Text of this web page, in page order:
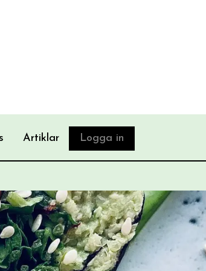
Artiklar Logga in